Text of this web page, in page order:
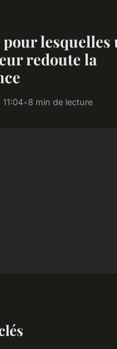
lesquelles
redoute la
•8 min de lecture